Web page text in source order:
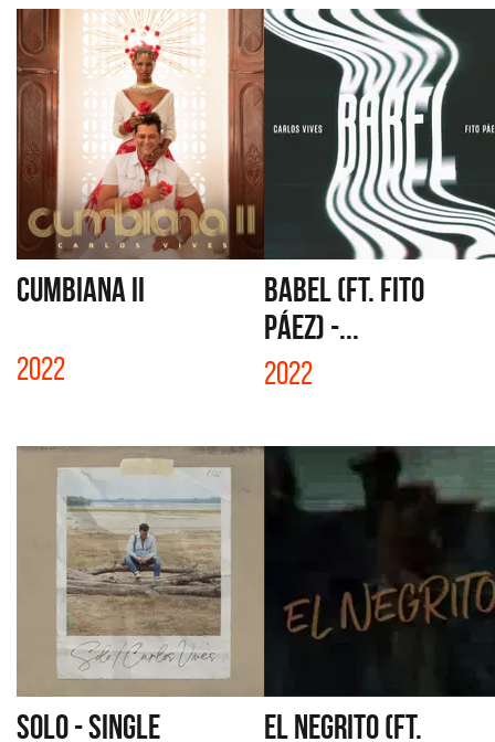
CUMBIANA II
2022
BABEL (FT. FITO
PÁEZ) -...
2022
SOLO - SINGLE
EL NEGRITO (FT.